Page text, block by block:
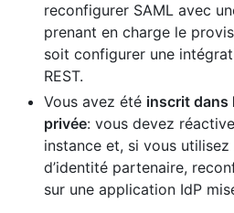
reconfigurer SAML avec
prenant en charge le
soit configurer une
REST.
Vous avez été inscrit dans
privée: vous devez
instance et, si vous
d’identité partenaire,
sur une application IdP